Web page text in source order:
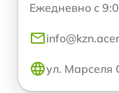
Ежедневно с
ул. Марселя